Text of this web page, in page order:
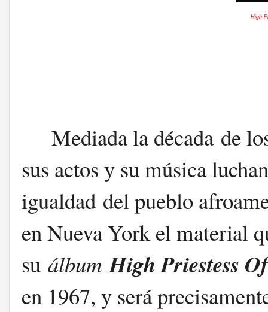
High
Mediada la década de
sus actos y su música
igualdad del pueblo
en Nueva York el material
su álbumHigh Priestess
en 1967, y será